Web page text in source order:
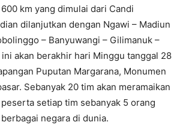
km yang dimulai dari Candi
dilanjutkan dengan Ngawi – Madiun
– Banyuwangi – Gilimanuk –
ini akan berakhir hari Minggu tanggal 28
Puputan Margarana, Monumen
Sebanyak 20 tim akan meramaikan
setiap tim sebanyak 5 orang
negara di dunia.